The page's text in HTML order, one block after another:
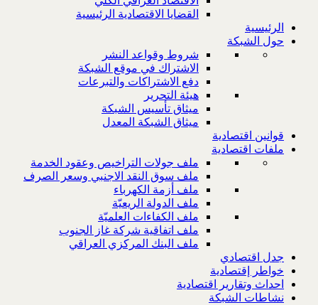
القضايا الاقتصادية الرئيسية
الرئيسية
حول الشبكة
شروط وقواعد النشر
الاشتراك في موقع الشبكة
دفع الاشتراكات والتبرعات
هيئة التحرير
ميثاق تأسيس الشبكة
ميثاق الشبكة المعدل
قوانين اقتصادية
ملفات اقتصادية
ملف جولات التراخيص وعقود الخدمة
ملف سوق النقد الاجنبي وسعر الصرف
ملف أزمة الكهرباء
ملف الدولة الريعيّة
ملف الكفاءات العلميّة
ملف اتفاقية شركة غاز الجنوب
ملف البنك المركزي العراقي
جدل اقتصادي
خواطر إقتصادية
احداث وتقارير اقتصادية
نشاطات الشبكة